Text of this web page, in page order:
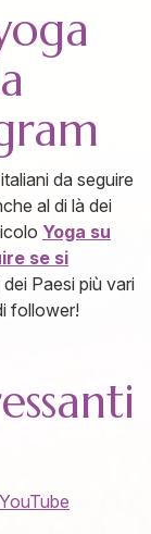
da seguire
al di là dei
Yoga su
se si
Paesi più vari
follower!